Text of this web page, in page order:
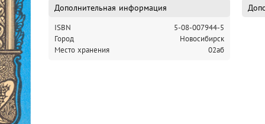
Дополнительная информация
ISBN
5-08-007944-5
Город
Новосибирск
Место хранения
02аб